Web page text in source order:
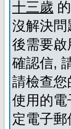
十三歲
沒解決
後需要
確認信,
請檢查
使用的
定電子